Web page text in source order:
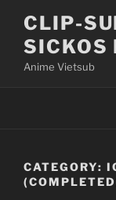
content
CLIP-
SICKOS
Anime Vietsub
CATEGORY: